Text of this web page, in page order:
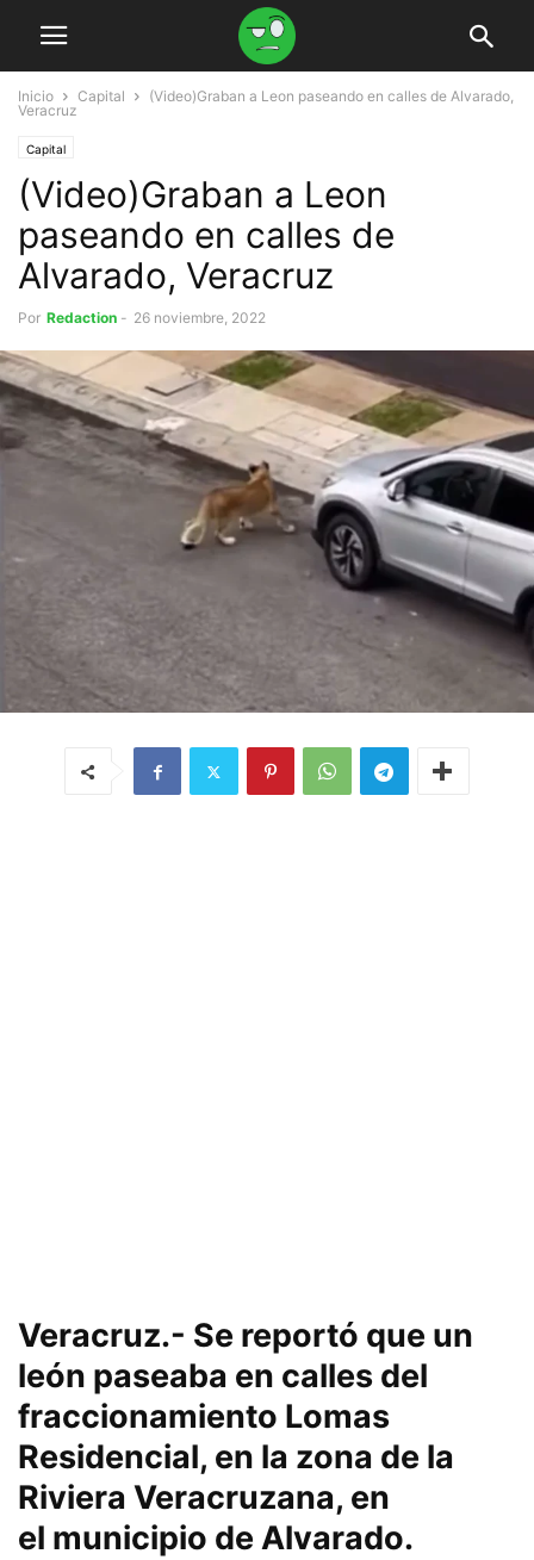
Inicio Capital
(Video)Graban a Leon paseando en calles de Alvarado,
Veracruz
Capital
(Video)Graban a Leon
paseando en calles de
Alvarado, Veracruz
Por Redaction - 26 noviembre, 2022
Veracruz.- Se reportó que un
león paseaba en calles del
fraccionamiento Lomas
Residencial, en la zona de la
Riviera Veracruzana, en
el municipio de Alvarado.